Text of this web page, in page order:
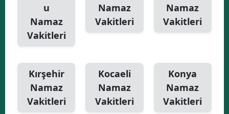
u
Namaz
Vakitleri
Namaz
Vakitleri
Namaz
Vakitleri
Kırşehir
Namaz
Vakitleri
Kocaeli
Namaz
Vakitleri
Konya
Namaz
Vakitleri